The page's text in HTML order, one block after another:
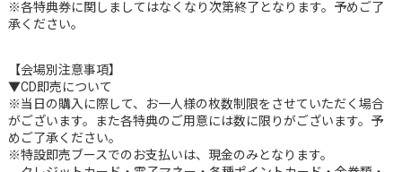
※各特典券に関しましてはなくなり次第終了となります。予めご了
承ください。
【会場別注意事項】
▼CD即売について
※当日の購入に際して、お一人様の枚数制限をさせていただく場合
がございます。また各特典のご用意には数に限りがございます。予
めご了承ください。
※特設即売ブースでのお支払いは、現金のみとなります。